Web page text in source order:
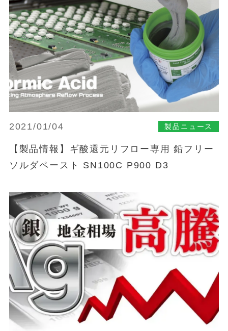
2021/01/04 製品ニュース
【製品情報】ギ酸還元リフロー専用 鉛フリー
ソルダペースト SN100C P900 D3